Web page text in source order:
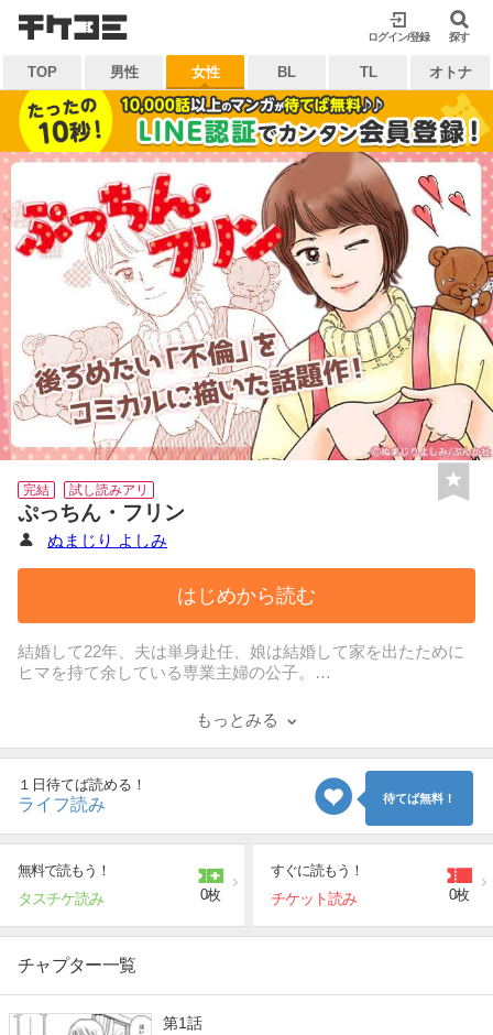
ログイン/登録 探す
TOP 男性 女性 BL TL オトナ
完結 試し読みアリ
ぷっちん・フリン
ぬまじり よしみ
はじめから読む
結婚して22年、夫は単身赴任、娘は結婚して家を出たために
ヒマを持て余している専業主婦の公子。
初恋相手の佐藤君と再会。
昔と変わらずステキな彼にときめいた公子は、
酔った勢いでホテルまでついていってしまうが…!?
後ろめたいはずの「不倫」をコミカルに描いた話題作!!
もっとみる
１日待てば読める！
ライフ読み 待てば無料！
無料で読もう！
タスチケ読み 0枚
すぐに読もう！
チケット読み 0枚
チャプター一覧
第1話
検索
閉じる
キーワードから探す
各一覧から探す
ジャンル タグ
作家 作品
出版社
マイ本棚から探す
最近読んだ作品 お気に入り